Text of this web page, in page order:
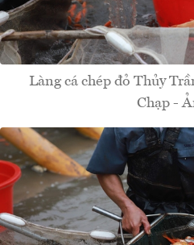
Làng cá chép đỏ Thủy
Chạp -